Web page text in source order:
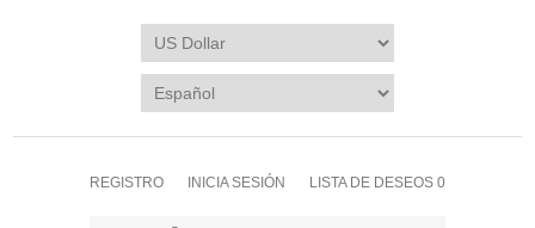
REGISTRO INICIA SESIÓN LISTA DE DESEOS 0